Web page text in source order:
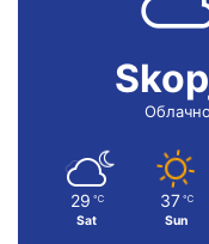
Облачно
29 ℃
Sat
37 ℃
Sun